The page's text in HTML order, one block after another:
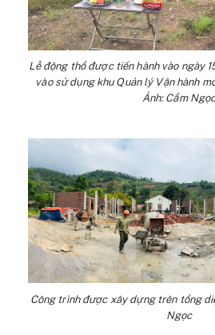
Lễ động thổ được tiến hành vào ngày
vào sử dụng khu Quản lý Vận hành
Ảnh: Cẩm
Công trình được xây dựng trên tổng
Ngọc